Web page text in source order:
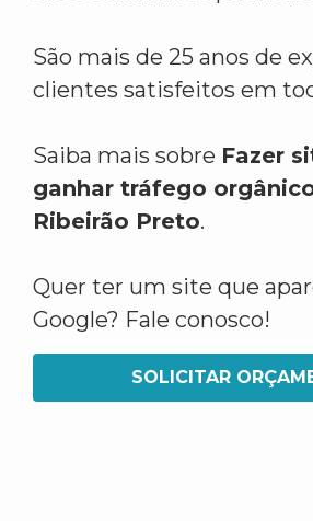
São mais de 25 anos de
clientes satisfeitos em
Saiba mais sobre Fazer
ganhar tráfego
Ribeirão Preto.
Quer ter um site que
Google? Fale conosco!
SOLICITAR